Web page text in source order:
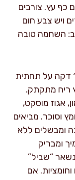
כף עץ. צורבים
ויש צבע חום
השחמה טובה
מוסיפים רסק עגבניות ומטגנים אותו 1 דקה על תחתית
ריח מתקתק.
אגוז מוסקט,
מלח, חומץ וסוכר. מביאים
ומבשלים ללא
סמיך ומבריק
“שביל”
אם